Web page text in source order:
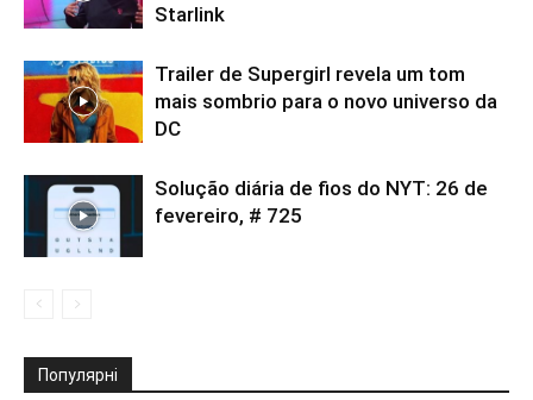
Starlink
Trailer de Supergirl revela um tom
mais sombrio para o novo universo da
DC
Solução diária de fios do NYT: 26 de
fevereiro, # 725
Популярні